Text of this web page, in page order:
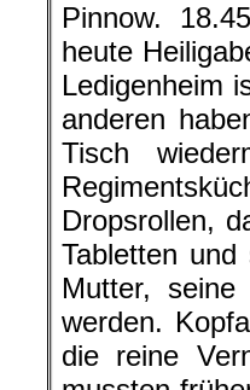
Pinnow.
heute
Ledigenheim
anderen
Tisch
Dropsrollen,
Tabletten
Mutter,
werden.
die reine